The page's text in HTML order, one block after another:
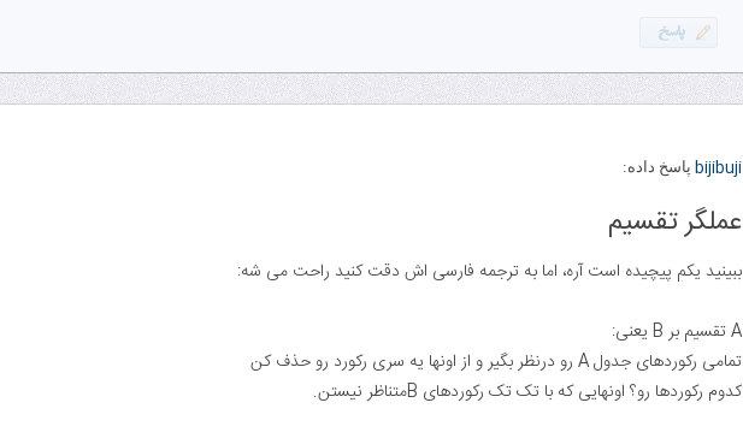
bijibuji پاسخ داده:
عملگر تقسیم
ببینید یکم پیچیده است آره، اما به ترجمه فارسی اش دقت کنید راحت می شه:
A تقسیم بر B یعنی:
تمامی رکوردهای جدول A رو درنظر بگیر و از اونها یه سری رکورد رو حذف کن
کدوم رکوردها رو؟ اونهایی که با تک تک رکوردهای Bمتناظر نیستن.